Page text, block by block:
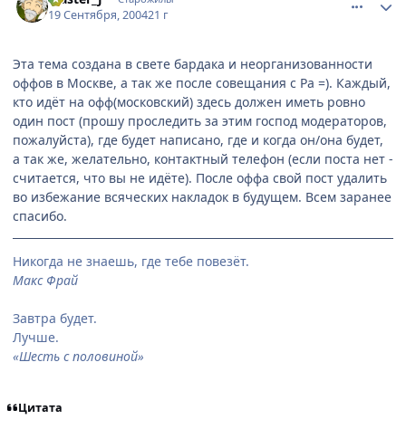
19 Сентября, 200421 г
Эта тема создана в свете бардака и неорганизованности
оффов в Москве, а так же после совещания с Ра =). Каждый,
кто идёт на офф(московский) здесь должен иметь ровно
один пост (прошу проследить за этим господ модераторов,
пожалуйста), где будет написано, где и когда он/она будет,
а так же, желательно, контактный телефон (если поста нет -
считается, что вы не идёте). После оффа свой пост удалить
во избежание всяческих накладок в будущем. Всем заранее
спасибо.
Никогда не знаешь, где тебе повезёт.
Макс Фрай
Завтра будет.
Лучше.
«Шесть с половиной»
Цитата